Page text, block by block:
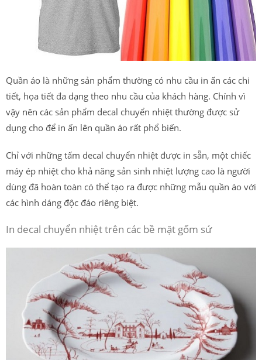
Quần áo là những sản phẩm thường có nhu cầu in ấn các chi
tiết, họa tiết đa dạng theo nhu cầu của khách hàng. Chính vì
vậy nên các sản phẩm decal chuyển nhiệt thường được sử
dụng cho để in ấn lên quần áo rất phổ biến.
Chỉ với những tấm decal chuyển nhiệt được in sẵn, một chiếc
máy ép nhiệt cho khả năng sản sinh nhiệt lượng cao là người
dùng đã hoàn toàn có thể tạo ra được những mẫu quần áo với
các hình dáng độc đáo riêng biệt.
In decal chuyển nhiệt trên các bề mặt gốm sứ